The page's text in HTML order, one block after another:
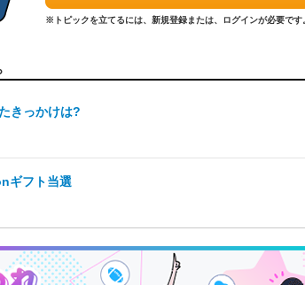
※トピックを立てるには、新規登録または、ログインが必要です
きっかけは?
ギフト当選